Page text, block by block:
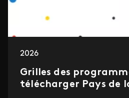
2026
Grilles des
télécharger Pays de